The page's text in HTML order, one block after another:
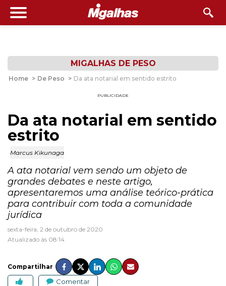
MIGALHAS DE PESO
Home > De Peso > Da ata notarial em sentido estrito
PUBLICIDADE
Da ata notarial em sentido
estrito
Marcus Kikunaga
A ata notarial vem sendo um objeto de
grandes debates e neste artigo,
apresentaremos uma análise teórico-prática
para contribuir com toda a comunidade
jurídica
sexta-feira, 2 de outubro de 2020
Atualizado às 08:14
Compartilhar
Comentar